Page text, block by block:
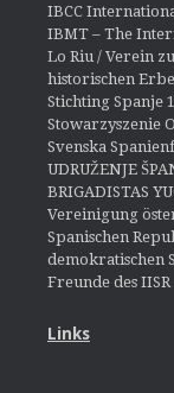
IBCC
IBMT – The
Lo Riu / Verein
historischen
Stichting Spanje
Stowarzyszenie
Svenska
UDRUŽENJE
BRIGADISTAS
Vereinigung
Spanischen
demokratischen
Freunde des IISR
Links